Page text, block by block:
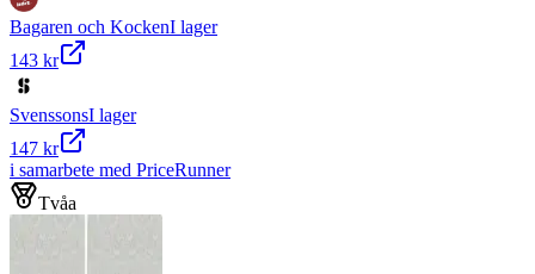
Bagaren och KockenI lager
143 kr
SvenssonsI lager
147 kr
i samarbete med PriceRunner
Tvåa